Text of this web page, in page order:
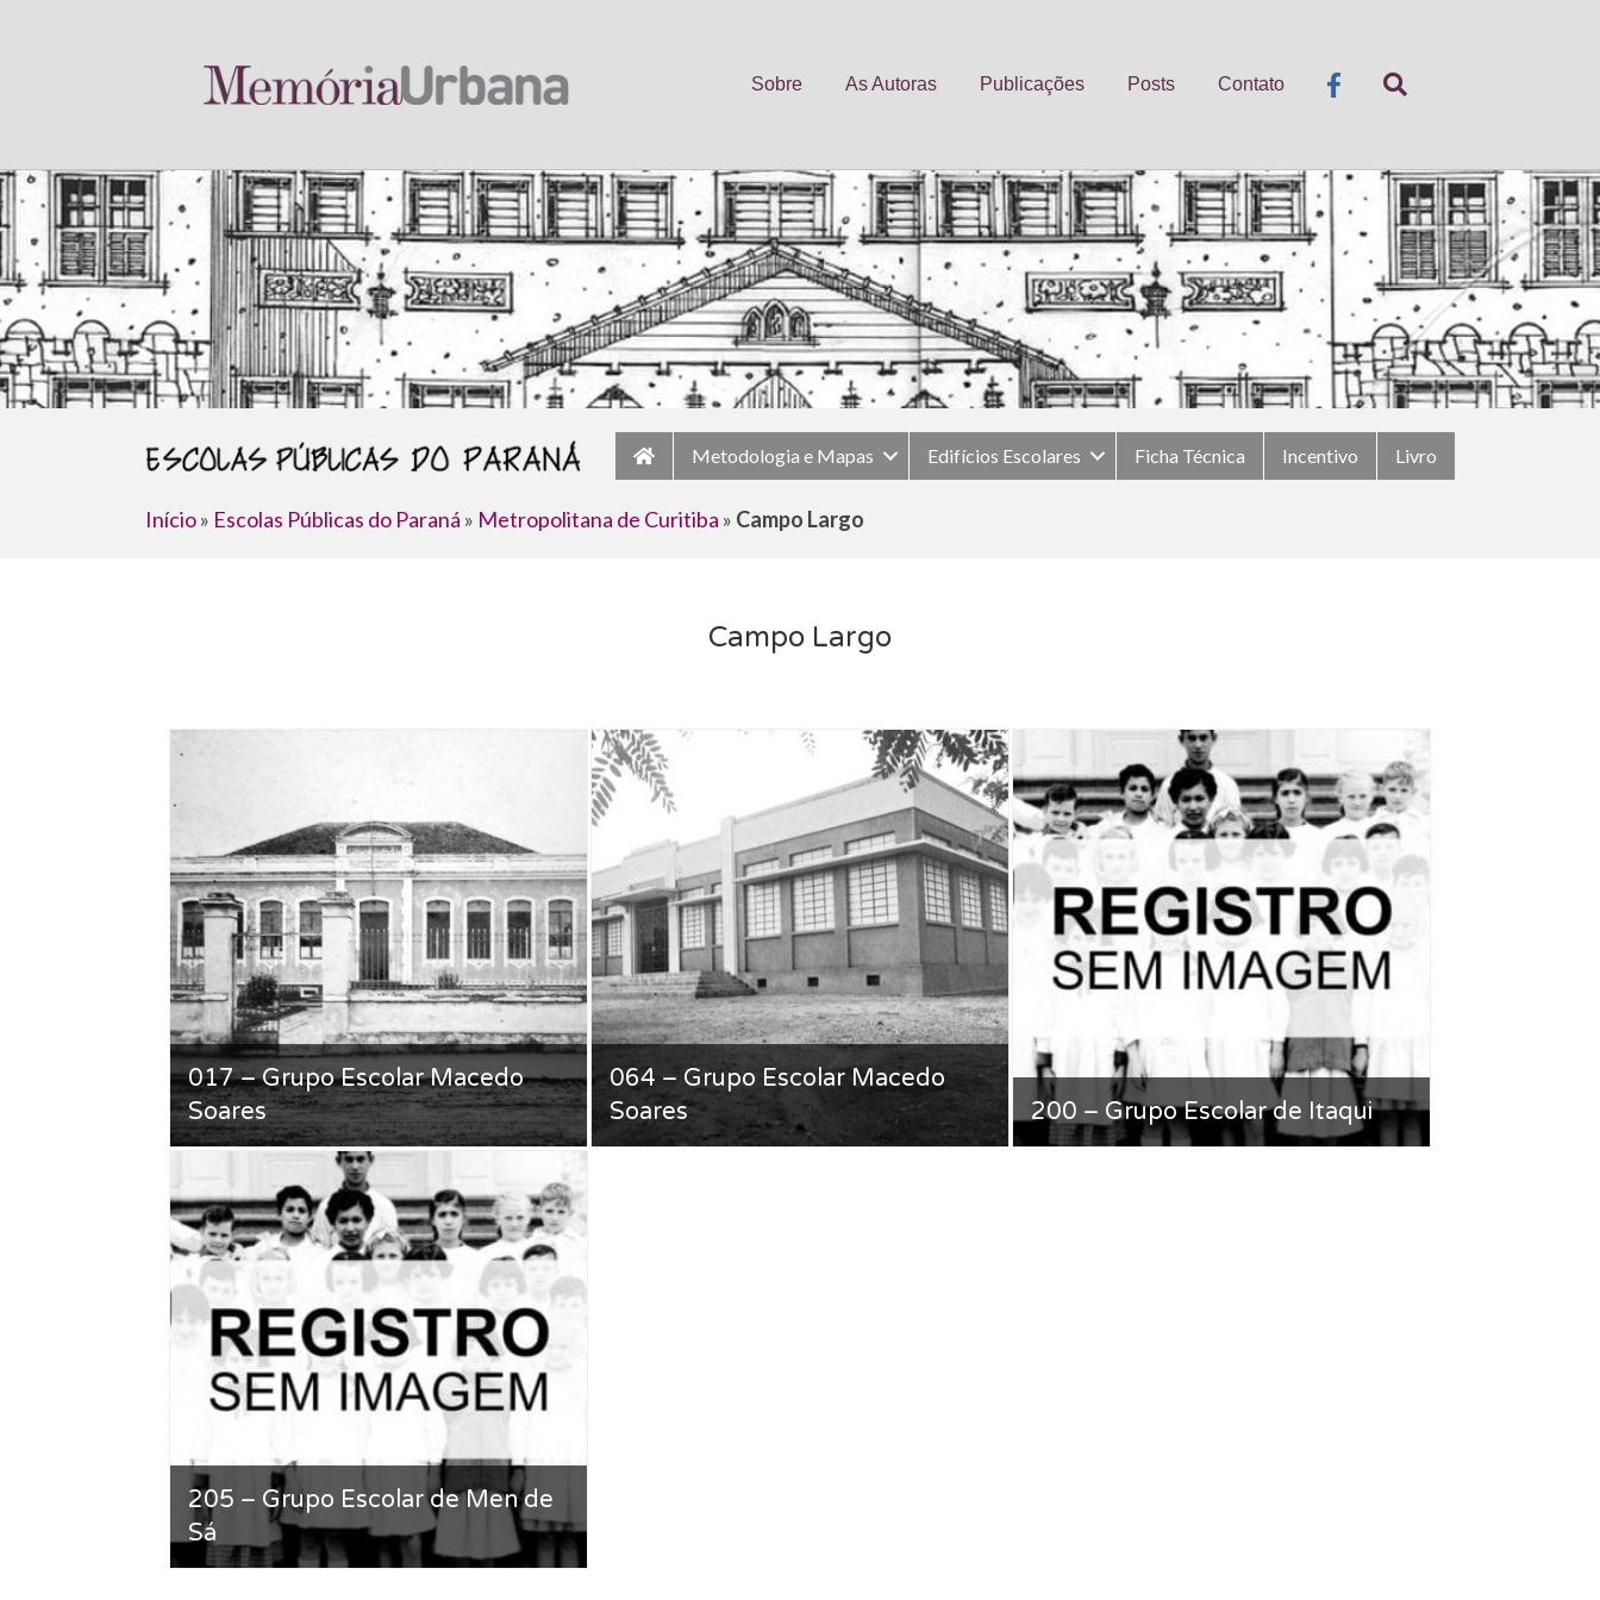
Sobre As Autoras Publicações Posts Contato
Metodologia e Mapas Edifícios Escolares Ficha Técnica Incentivo Livro
Início» Escolas Públicas do Paraná » Metropolitana de Curitiba » Campo Largo
Campo Largo
017 – Grupo Escolar Macedo
Soares
064 – Grupo Escolar Macedo
Soares
200 – Grupo Escolar de Itaqui
205 – Grupo Escolar de Men de
Sá